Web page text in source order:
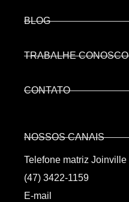
BLOG
TRABALHE CONOSCO
CONTATO
NOSSOS CANAIS
Telefone matriz Joinville
(47) 3422-1159
E-mail